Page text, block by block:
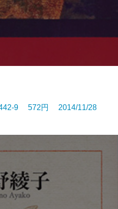
9 572円 2014/11/28